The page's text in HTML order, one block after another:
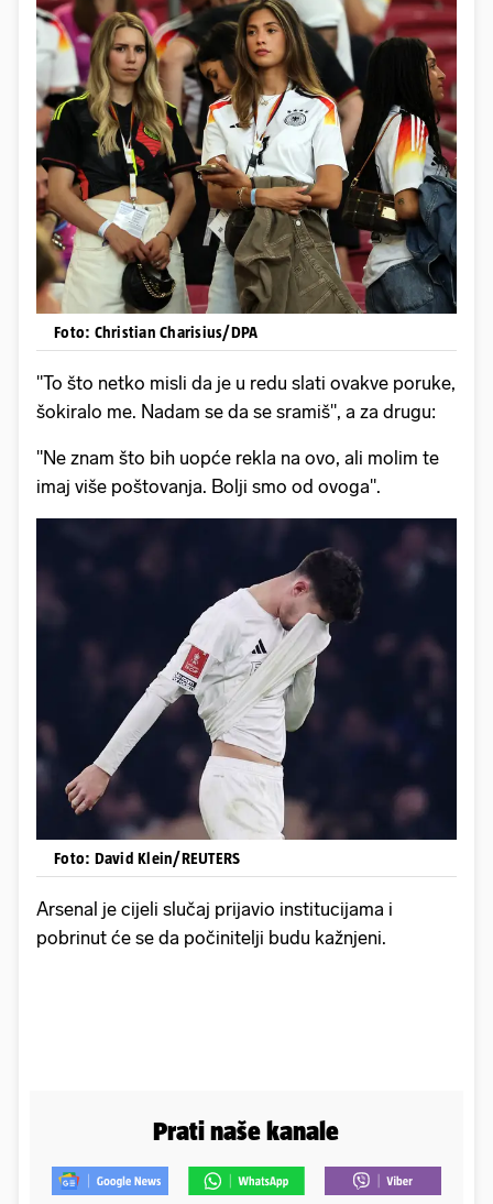
Foto: Christian Charisius/DPA
"To što netko misli da je u redu slati ovakve poruke,
šokiralo me. Nadam se da se sramiš", a za drugu:
"Ne znam što bih uopće rekla na ovo, ali molim te
imaj više poštovanja. Bolji smo od ovoga".
Foto: David Klein/REUTERS
Arsenal je cijeli slučaj prijavio institucijama i
pobrinut će se da počinitelji budu kažnjeni.
Prati naše kanale